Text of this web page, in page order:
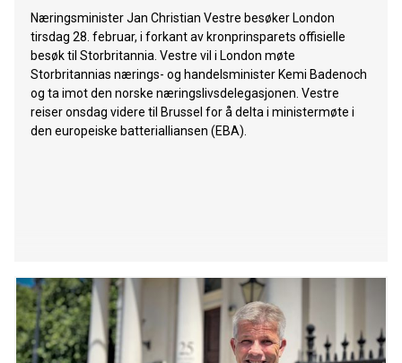
Næringsminister Jan Christian Vestre besøker London
tirsdag 28. februar, i forkant av kronprinsparets offisielle
besøk til Storbritannia. Vestre vil i London møte
Storbritannias nærings- og handelsminister Kemi Badenoch
og ta imot den norske næringslivsdelegasjonen. Vestre
reiser onsdag videre til Brussel for å delta i ministermøte i
den europeiske batterialliansen (EBA).